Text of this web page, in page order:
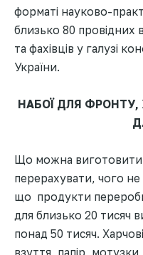
форматі науково-
близько 80 провідних
та фахівців у галузі
України.
НАБОЇ ДЛЯ ФРОНТУ,
Що можна виготовити
перерахувати, чого
що продукти
для близько 20 тисяч
понад 50 тисяч.
взуття, папір,